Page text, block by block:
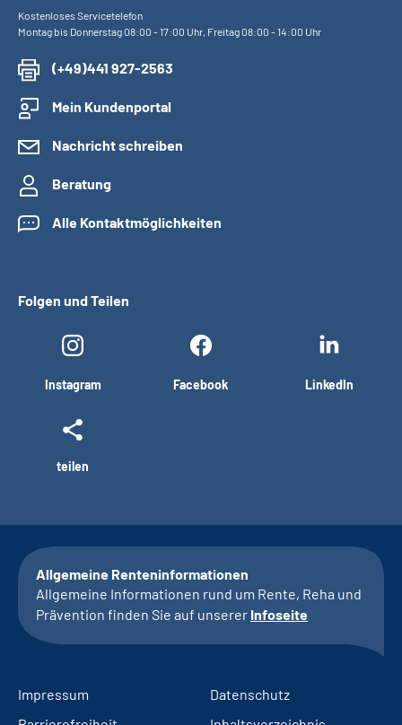
Kostenloses Servicetelefon
Montag bis Donnerstag 08:00 - 17:00 Uhr, Freitag 08:00 - 14:00 Uhr
(+49)441 927-2563
Mein Kundenportal
Nachricht schreiben
Beratung
Alle Kontaktmöglichkeiten
Folgen und Teilen
Instagram Facebook LinkedIn
teilen
Allgemeine Renteninformationen
Allgemeine Informationen rund um Rente, Reha und
Prävention finden Sie auf unserer Infoseite
Impressum
Datenschutz